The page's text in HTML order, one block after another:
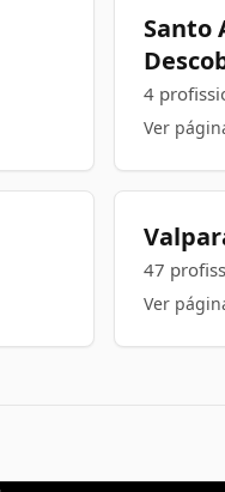
Santo
4
Ver
47
Ver